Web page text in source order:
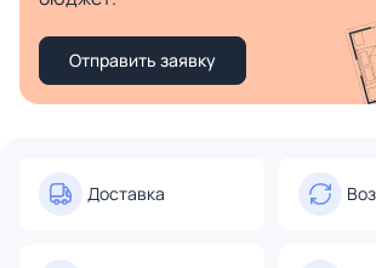
Отправить заявку
Доставка